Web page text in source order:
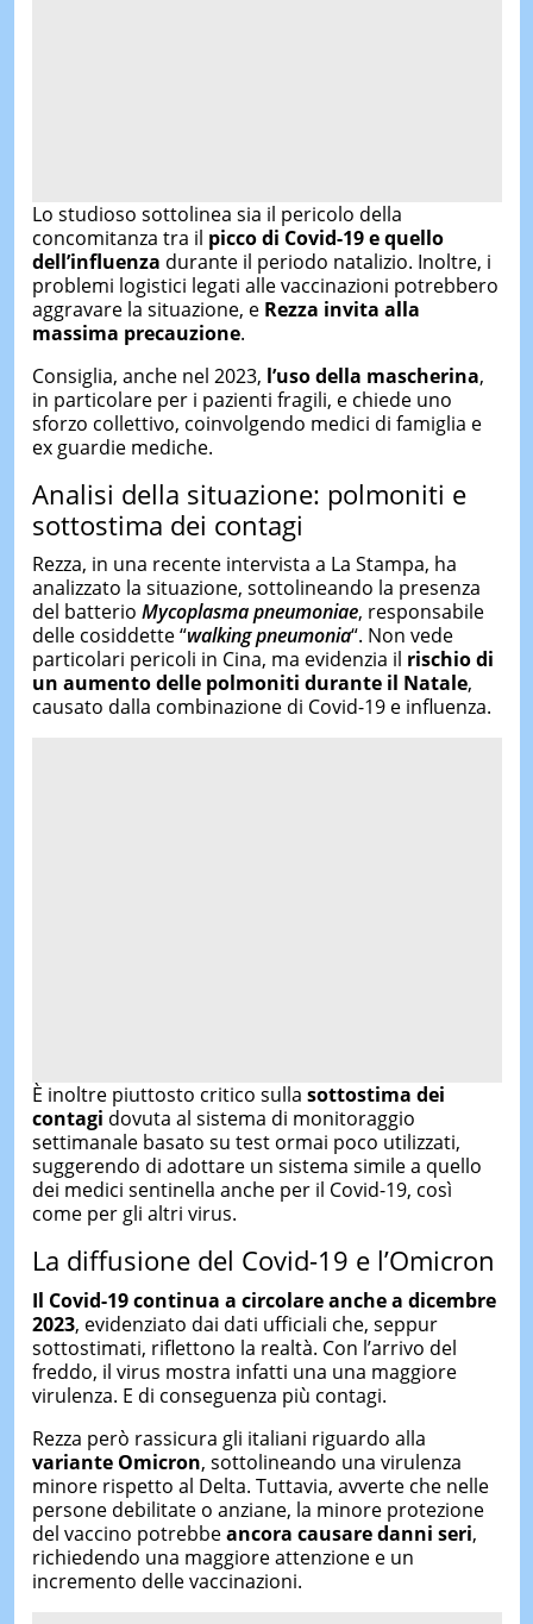
Lo studioso sottolinea sia il pericolo della
concomitanza tra il picco di Covid-19 e quello
dell’influenza durante il periodo natalizio. Inoltre, i
problemi logistici legati alle vaccinazioni potrebbero
aggravare la situazione, e Rezza invita alla
massima precauzione.
Consiglia, anche nel 2023, l’uso della mascherina,
in particolare per i pazienti fragili, e chiede uno
sforzo collettivo, coinvolgendo medici di famiglia e
ex guardie mediche.
Analisi della situazione: polmoniti e
sottostima dei contagi
Rezza, in una recente intervista a La Stampa, ha
analizzato la situazione, sottolineando la presenza
del batterio Mycoplasma pneumoniae, responsabile
delle cosiddette “walking pneumonia“. Non vede
particolari pericoli in Cina, ma evidenzia il rischio di
un aumento delle polmoniti durante il Natale,
causato dalla combinazione di Covid-19 e influenza.
È inoltre piuttosto critico sulla sottostima dei
contagi dovuta al sistema di monitoraggio
settimanale basato su test ormai poco utilizzati,
suggerendo di adottare un sistema simile a quello
dei medici sentinella anche per il Covid-19, così
come per gli altri virus.
La diffusione del Covid-19 e l’Omicron
Il Covid-19 continua a circolareanche a dicembre
2023, evidenziato dai dati ufficiali che, seppur
sottostimati, riflettono la realtà. Con l’arrivo del
freddo, il virus mostra infatti una una maggiore
virulenza. E di conseguenza più contagi.
Rezza però rassicura gli italiani riguardo alla
variante Omicron, sottolineando una virulenza
minore rispetto al Delta. Tuttavia, avverte che nelle
persone debilitate o anziane, la minore protezione
del vaccino potrebbeancora causare danni seri,
richiedendo una maggiore attenzione e un
incremento delle vaccinazioni.